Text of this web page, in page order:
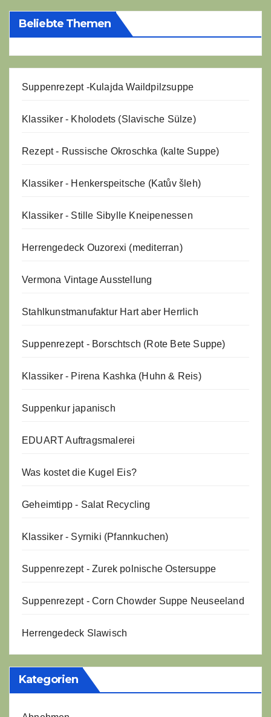
Beliebte Themen
Suppenrezept -Kulajda Waildpilzsuppe
Klassiker - Kholodets (Slavische Sülze)
Rezept - Russische Okroschka (kalte Suppe)
Klassiker - Henkerspeitsche (Katův šleh)
Klassiker - Stille Sibylle Kneipenessen
Herrengedeck Ouzorexi (mediterran)
Vermona Vintage Ausstellung
Stahlkunstmanufaktur Hart aber Herrlich
Suppenrezept - Borschtsch (Rote Bete Suppe)
Klassiker - Pirena Kashka (Huhn & Reis)
Suppenkur japanisch
EDUART Auftragsmalerei
Was kostet die Kugel Eis?
Geheimtipp - Salat Recycling
Klassiker - Syrniki (Pfannkuchen)
Suppenrezept - Zurek polnische Ostersuppe
Suppenrezept - Corn Chowder Suppe Neuseeland
Herrengedeck Slawisch
Kategorien